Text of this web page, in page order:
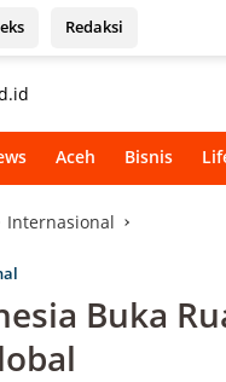
Redaksi
Aceh Bisnis
Internasional
Buka